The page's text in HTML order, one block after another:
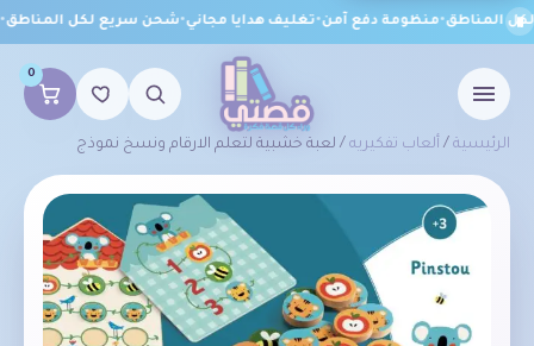
المناطق•منظومة دفع آمن•تغليف هدايا مجاني•شحن سريع لكل المناطق•
0
الرئيسية / ألعاب تفكيريه / لعبة خشبية لتعلم الارقام ونسخ نموذج